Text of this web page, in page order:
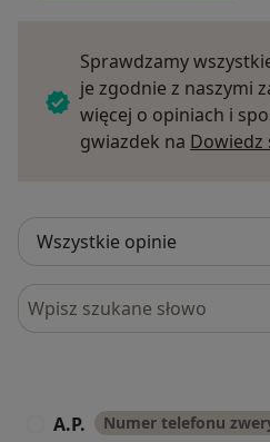
Sprawdzamy
je zgodnie z naszymi
więcej o opiniach i
gwiazdek na Dowiedz
Szukaj w opiniach
A.P. Numer telefonu